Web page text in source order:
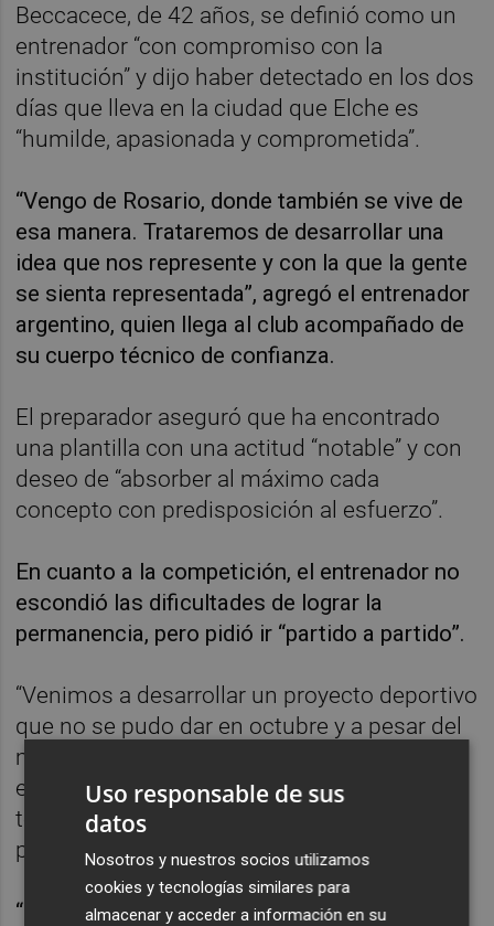
Beccacece, de 42 años, se definió como un
entrenador “con compromiso con la
institución” y dijo haber detectado en los dos
días que lleva en la ciudad que Elche es
“humilde, apasionada y comprometida”.
“Vengo de Rosario, donde también se vive de
esa manera. Trataremos de desarrollar una
idea que nos represente y con la que la gente
se sienta representada”, agregó el entrenador
argentino, quien llega al club acompañado de
su cuerpo técnico de confianza.
El preparador aseguró que ha encontrado
una plantilla con una actitud “notable” y con
deseo de “absorber al máximo cada
concepto con predisposición al esfuerzo”.
En cuanto a la competición, el entrenador no
escondió las dificultades de lograr la
permanencia, pero pidió ir “partido a partido”.
“Venimos a desarrollar un proyecto deportivo
que no se pudo dar en octubre y a pesar del
momento es una gran oportunidad”, reiteró
el entrenador, quien no cree que el final de la
temporada pueda contaminar su próximo
proyecto.
“Me tomo estos 12 partidos como de
Uso responsable de sus
datos
Nosotros y nuestros socios utilizamos
cookies y tecnologías similares para
almacenar y acceder a información en su